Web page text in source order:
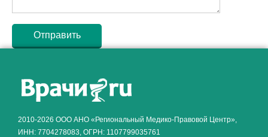
2010-2026 ООО АНО «Региональный Медико-Правовой Центр»,
ИНН: 7704278083, ОГРН: 1107799035761